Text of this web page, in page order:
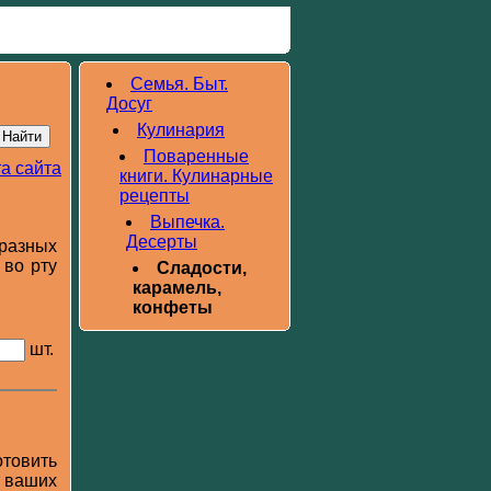
сайта
рту
шт.
ваших
Семья. Быт.
Досуг
Кулинария
Поваренные
книги. Кулинарные
рецепты
Выпечка.
Десерты
Сладости,
карамель,
конфеты